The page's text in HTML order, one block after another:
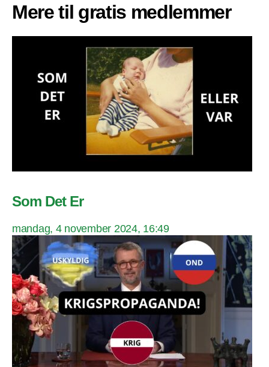
Mere til gratis medlemmer
Som Det Er
mandag, 4 november 2024, 16:49